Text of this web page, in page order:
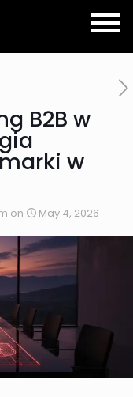
B2B w
w
on May 4, 2026